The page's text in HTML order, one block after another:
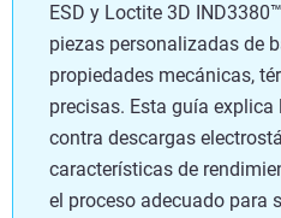
ESD y Loctite 3D
piezas personalizadas de
propiedades mecánicas,
precisas. Esta guía
contra descargas
características de
el proceso adecuado para